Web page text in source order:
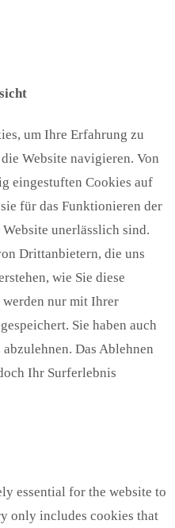
um Ihre Erfahrung zu
Website navigieren. Von
eingestuften Cookies auf
für das Funktionieren der
unerlässlich sind.
Drittanbietern, die uns
wie Sie diese
werden nur mit Ihrer
Sie haben auch
Das Ablehnen
Ihr Surferlebnis
essential for the website to
only includes cookies that